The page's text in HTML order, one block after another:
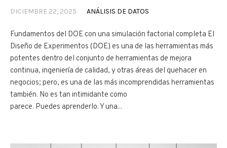
DICIEMBRE 22, 2025 ANÁLISIS DE DATOS
Fundamentos del DOE con una simulación factorial completa El
Diseño de Experimentos (DOE) es una de las herramientas más
potentes dentro del conjunto de herramientas de mejora
continua, ingeniería de calidad, y otras áreas del quehacer en
negocios; pero, es una de las más incomprendidas herramientas
también. No es tan intimidante como
parece. Puedes aprenderlo. Y una...